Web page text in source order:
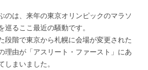
のは、来年の東京オリンピックのマラソ
巡るここ最近の騒動です。
段階で東京から札幌に会場が変更された
理由が「アスリート・ファースト」にあ
しまいました。